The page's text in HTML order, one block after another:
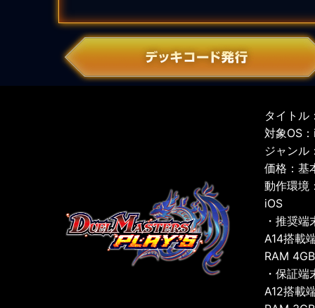
タイトル
対象OS
ジャンル
価格：基
動作環境
iOS
・推奨端
A14搭載
RAM
・保証端
A12搭載